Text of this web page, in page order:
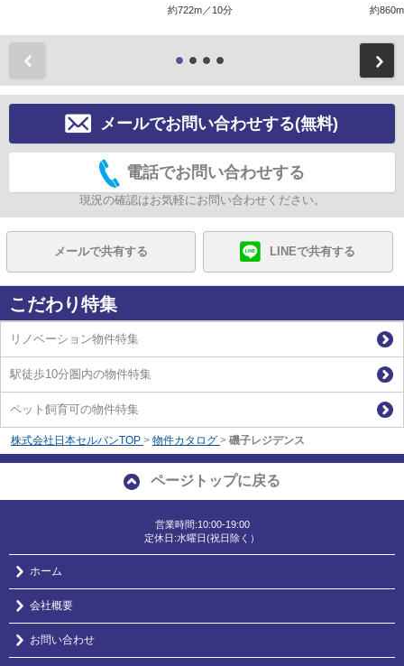
約722m／10分 約
メールでお問い合わせする(無料)
電話でお問い合わせする
現況の確認はお気軽にお問い合わせください。
メールで共有する LINEで共有する
こだわり特集
リノベーション物件特集
駅徒歩10分圏内の物件特集
ペット飼育可の物件特集
株式会社日本セルバンTOP > 物件カタログ > 磯子レジデンス
ページトップに戻る
営業時間:10:00-19:00
定休日:水曜日(祝日除く）
ホーム
会社概要
お問い合わせ